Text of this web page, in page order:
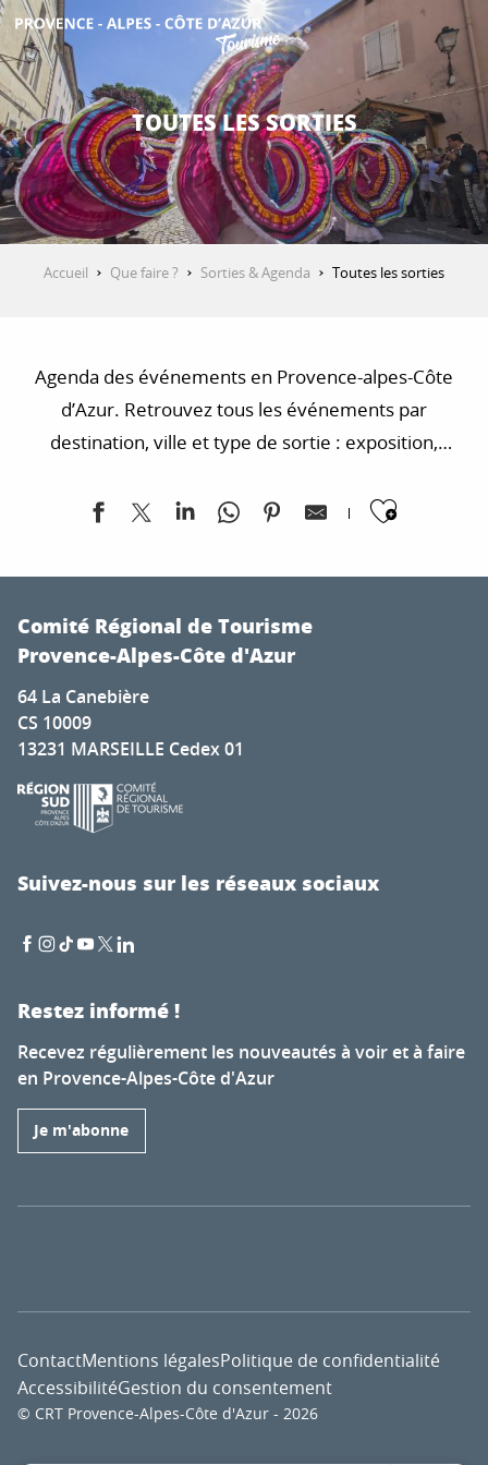
Aller
contenu
principal
DÉCOUVRIR
QUE FAIRE ?
SÉJOURNER
TOUTES LES SORTIES
Accueil Que faire ? Sorties & Agenda Toutes les sorties
Agenda des événements en Provence-alpes-Côte
d’Azur. Retrouvez tous les événements par
destination, ville et type de sortie : exposition,
Balade connectée "Tartarin et Complices"
Visite de ferme pédagogique à l'Esat du Grand Réal à La
Fête de Pramousquier
Animation historique "Colmars au Moyen-Âge"
Le Sauze vous accueille
6ème Festival Godemar
Exposition "Camargue sauvage"
Exposition Photographique
Exposition Apnea
Exposition - Gabriel Loppé
Comité Régional de Tourisme
Provence-Alpes-Côte d'Azur
64 La Canebière
CS 10009
13231 MARSEILLE Cedex 01
Suivez-nous sur les réseaux sociaux
Restez informé !
Recevez régulièrement les nouveautés à voir et à faire
en Provence-Alpes-Côte d'Azur
Je m'abonne
© CRT Provence-Alpes-Côte d'Azur - 2026
ContactMentions légalesPolitique de confidentialité
AccessibilitéGestion du consentement